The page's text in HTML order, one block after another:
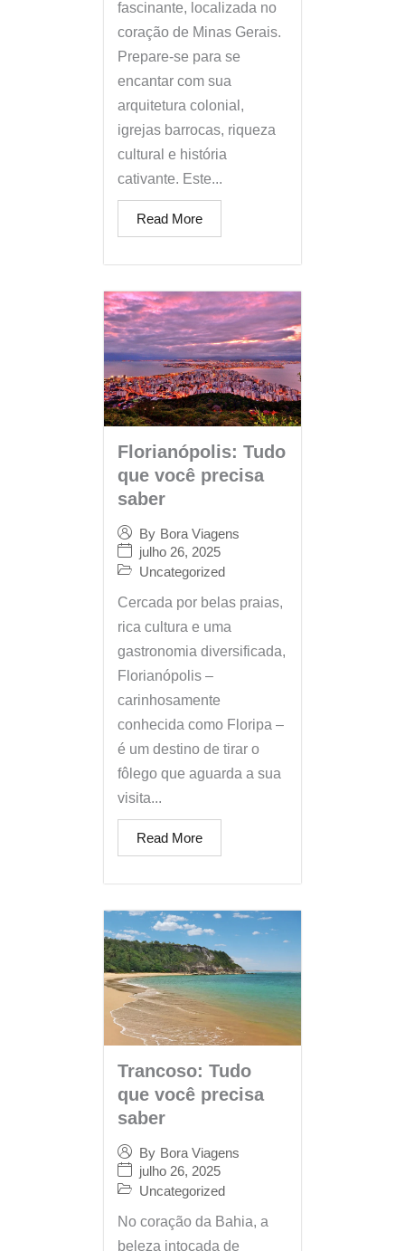
fascinante, localizada no
coração de Minas Gerais.
Prepare-se para se
encantar com sua
arquitetura colonial,
igrejas barrocas, riqueza
cultural e história
cativante. Este...
Read More
Florianópolis: Tudo
que você precisa
saber
By Bora Viagens
julho 26, 2025
Uncategorized
Cercada por belas praias,
rica cultura e uma
gastronomia diversificada,
Florianópolis –
carinhosamente
conhecida como Floripa –
é um destino de tirar o
fôlego que aguarda a sua
visita...
Read More
Trancoso: Tudo
que você precisa
saber
By Bora Viagens
julho 26, 2025
Uncategorized
No coração da Bahia, a
beleza intocada de